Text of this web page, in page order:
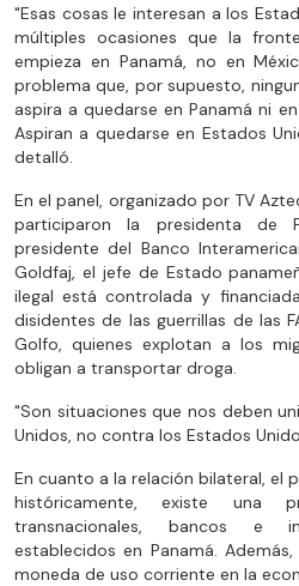
"Esas cosas le interesan a los
múltiples ocasiones que la
empieza en Panamá, no en
problema que, por supuesto,
aspira a quedarse en Panamá ni
Aspiran a quedarse en Estados
detalló.
En el panel, organizado por TV
participaron la presidenta de
presidente del Banco
Goldfaj, el jefe de Estado
ilegal está controlada y
disidentes de las guerrillas de las
Golfo, quienes explotan a los
obligan a transportar droga.
"Son situaciones que nos deben
Unidos, no contra los Estados
En cuanto a la relación bilateral, el
históricamente, existe una
transnacionales, bancos e
establecidos en Panamá.
moneda de uso corriente en la